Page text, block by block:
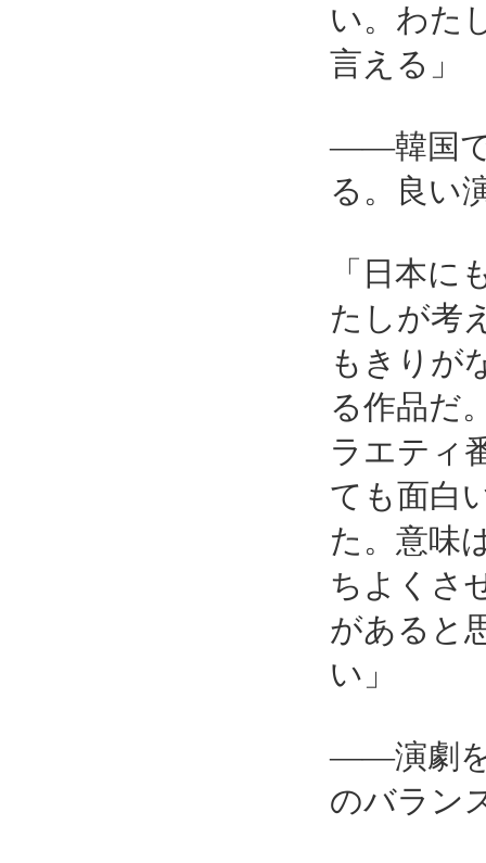
い。わた
言える」
――韓国で
る。良い
「日本に
たしが考
もきりが
る作品だ
ラエティ
ても面白
た。意味
ちよくさ
があると
い」
――演劇を
のバラン